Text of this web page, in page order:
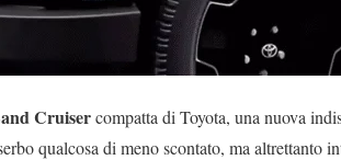
Cruisercompatta di Toyota, una nuova
qualcosa di meno scontato, ma altrettanto